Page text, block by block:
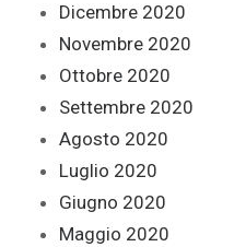
Dicembre 2020
Novembre 2020
Ottobre 2020
Settembre 2020
Agosto 2020
Luglio 2020
Giugno 2020
Maggio 2020